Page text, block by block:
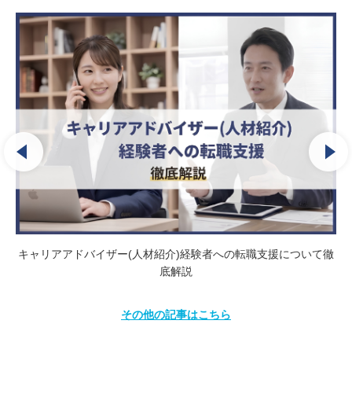
営業職からキャリアアドバイザーへの転職について徹底解説
その他の記事はこちら